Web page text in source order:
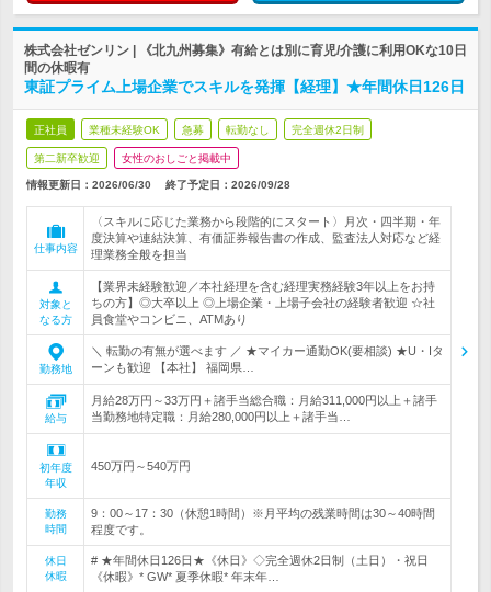
株式会社ゼンリン | 《北九州募集》有給とは別に育児/介護に利用OKな10日
間の休暇有
東証プライム上場企業でスキルを発揮【経理】★年間休日126日
正社員 業種未経験OK 急募 転勤なし 完全週休2日制
第二新卒歓迎 女性のおしごと掲載中
情報更新日：2026/06/30 終了予定日： 2026/09/28
仕事内容
〈スキルに応じた業務から段階的にスタート〉月次・四半期・年
度決算や連結決算、有価証券報告書の作成、監査法人対応など経
理業務全般を担当
対象と
なる方
【業界未経験歓迎／本社経理を含む経理実務経験3年以上をお持
ちの方】◎大卒以上 ◎上場企業・上場子会社の経験者歓迎 ☆社
員食堂やコンビニ、ATMあり
勤務地
＼ 転勤の有無が選べます ／ ★マイカー通勤OK(要相談) ★U・Iタ
ーンも歓迎 【本社】 福岡県…
給与
月給28万円～33万円＋諸手当総合職：月給311,000円以上＋諸手
当勤務地特定職：月給280,000円以上＋諸手当…
初年度
年収
450万円～540万円
勤務
時間
9：00～17：30（休憩1時間）※月平均の残業時間は30～40時間
程度です。
休日
休暇
# ★年間休日126日★《休日》◇完全週休2日制（土日）・祝日
《休暇》* GW* 夏季休暇* 年末年…